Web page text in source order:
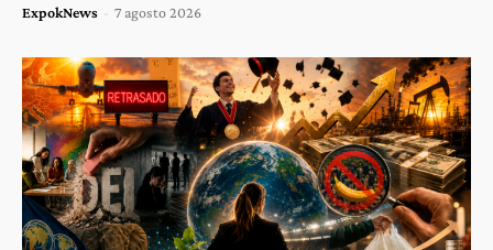
ExpokNews - 7 agosto 2026